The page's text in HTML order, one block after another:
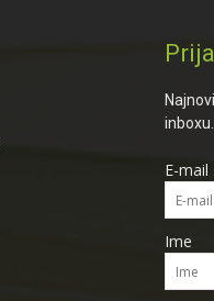
inboxu...
E-mail
Ime